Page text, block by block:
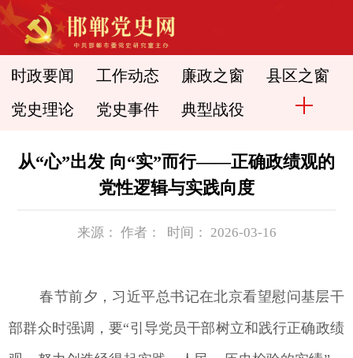
时政要闻 工作动态 廉政之窗 县区之窗
党史理论 党史事件 典型战役
从“心”出发 向“实”而行——正确政绩观的
党性逻辑与实践向度
来源： 作者： 时间： 2026-03-16
春节前夕，习近平总书记在北京看望慰问基层干
部群众时强调，要“引导党员干部树立和践行正确政绩